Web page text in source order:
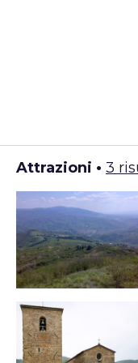
Attrazioni • 3